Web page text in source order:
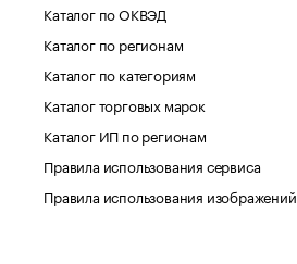
Каталог по ОКВЭД
Каталог по регионам
Каталог по категориям
Каталог торговых марок
Каталог ИП по регионам
Правила использования сервиса
Правила использования изображений